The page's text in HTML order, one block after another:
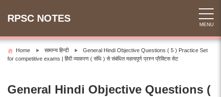
RPSC NOTES
MENU
Home सामान्य हिन्दी
General Hindi Objective Questions ( 5 ) Practice Set
for competitive exams | हिंदी व्याकरण ( संधि ) से संबंधित महत्वपूर्ण प्रश्न प्रैक्टिस सेट
General Hindi Objective Questions (